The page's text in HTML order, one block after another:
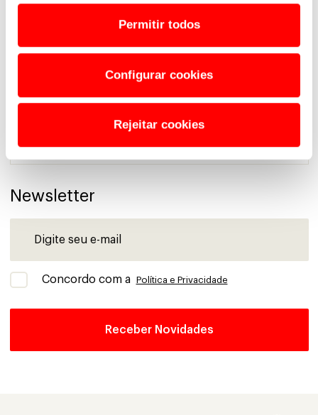
Permitir todos
Configurar cookies
Rejeitar cookies
Performance
Por onde começar
Newsletter
Concordo com a Política e Privacidade